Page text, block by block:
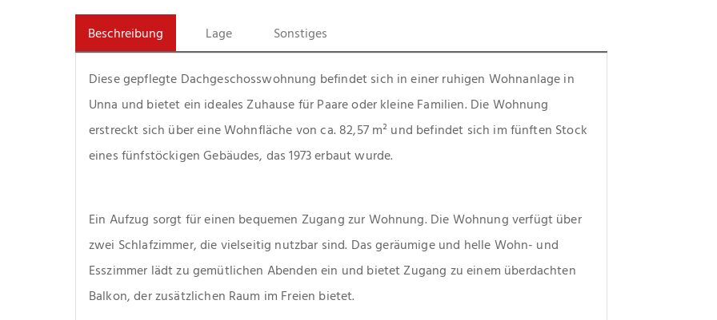
Beschreibung Lage Sonstiges
Diese gepflegte Dachgeschosswohnung befindet sich in einer ruhigen Wohnanlage in
Unna und bietet ein ideales Zuhause für Paare oder kleine Familien. Die Wohnung
erstreckt sich über eine Wohnfläche von ca. 82,57 m² und befindet sich im fünften Stock
eines fünfstöckigen Gebäudes, das 1973 erbaut wurde.
Ein Aufzug sorgt für einen bequemen Zugang zur Wohnung. Die Wohnung verfügt über
zwei Schlafzimmer, die vielseitig nutzbar sind. Das geräumige und helle Wohn- und
Esszimmer lädt zu gemütlichen Abenden ein und bietet Zugang zu einem überdachten
Balkon, der zusätzlichen Raum im Freien bietet.